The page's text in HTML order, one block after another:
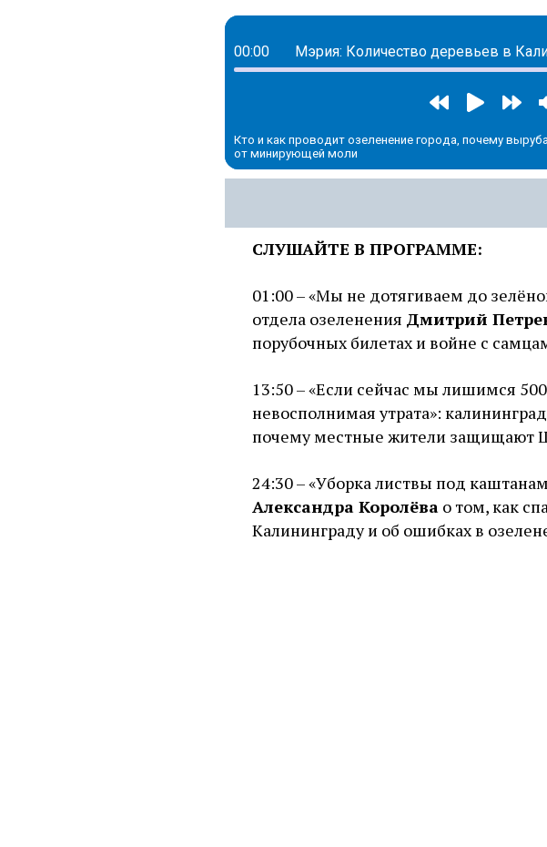
00:00 Мэрия: Количество деревьев в
Кто и как проводит озеленение города, почему
от минирующей моли
СЛУШАЙТЕ В ПРОГРАММЕ:
01:00 – «Мы не дотягиваем до
отдела озеленения Дмитрий
порубочных билетах и войне с
13:50 – «Если сейчас мы лишимся
невосполнимая утрата»:
почему местные жители защищают
24:30 – «Уборка листвы под
Александра Королёва о том, как
Калининграду и об ошибках в